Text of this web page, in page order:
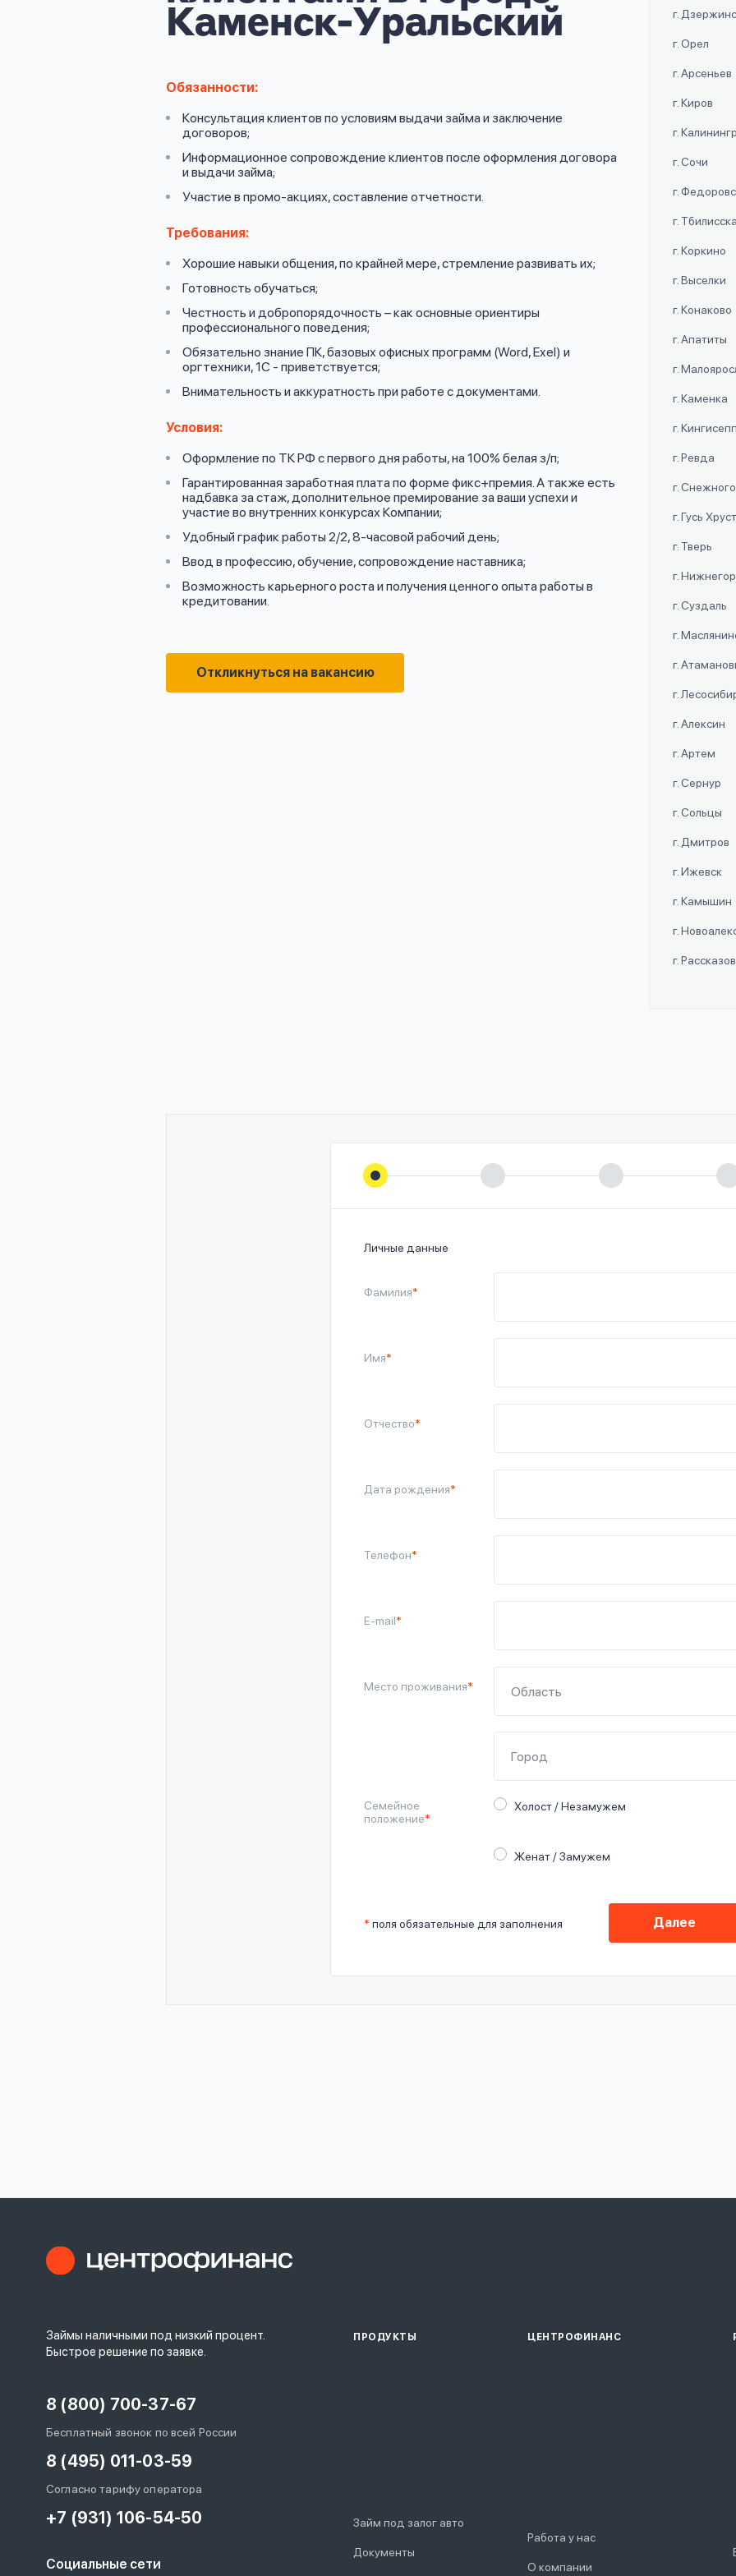
Каменск-Уральский
Обязанности:
Консультация клиентов по условиям выдачи займа и заключение
договоров;
Информационное сопровождение клиентов после оформления договора
и выдачи займа;
Участие в промо-акциях, составление отчетности.
Требования:
Хорошие навыки общения, по крайней мере, стремление развивать их;
Готовность обучаться;
Честность и добропорядочность – как основные ориентиры
профессионального поведения;
Обязательно знание ПК, базовых офисных программ (Word, Exel) и
оргтехники, 1С - приветствуется;
Внимательность и аккуратность при работе с документами.
Условия:
Оформление по ТК РФ с первого дня работы, на 100% белая з/п;
Гарантированная заработная плата по форме фикс+премия. А также есть
надбавка за стаж, дополнительное премирование за ваши успехи и
участие во внутренних конкурсах Компании;
Удобный график работы 2/2, 8-часовой рабочий день;
Ввод в профессию, обучение, сопровождение наставника;
Возможность карьерного роста и получения ценного опыта работы в
кредитовании.
Откликнуться на вакансию
г.
г. Орел
г. Арсеньев
г. Киров
г.
г. Сочи
г.
г.
г. Коркино
г. Выселки
г. Конаково
г. Апатиты
г.
г. Каменка
г. Кингисепп
г. Ревда
г.
г. Гусь
г. Тверь
г.
г. Суздаль
г.
г.
г.
г. Алексин
г. Артем
г. Сернур
г. Сольцы
г. Дмитров
г. Ижевск
г. Камышин
г.
г.
Личные данные
Фамилия*
Имя*
Отчество*
Дата рождения*
Телефон*
E-mail*
Место проживания*
Семейное
положение*
Холост / Незамужем
Женат / Замужем
* поля обязательные для заполнения Далее
Займы наличными под низкий процент.
Быстрое решение по заявке.
8 (800) 700-37-67
Бесплатный звонок по всей России
8 (495) 011-03-59
Согласно тарифу оператора
+7 (931) 106-54-50
Социальные сети
ПРОДУКТЫ
Займ под залог авто
Документы
ЦЕНТРОФИНАНС
Работа у нас
О компании
Войти под другим номером